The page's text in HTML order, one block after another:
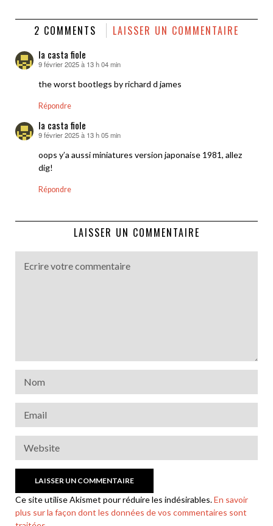
2 COMMENTS LAISSER UN COMMENTAIRE
la casta fiole
dit :
9 février 2025 à 13 h 04 min
the worst bootlegs by richard d james
Répondre
la casta fiole
dit :
9 février 2025 à 13 h 05 min
oops y’a aussi miniatures version japonaise 1981, allez
dig!
Répondre
LAISSER UN COMMENTAIRE
Ce site utilise Akismet pour réduire les indésirables.En savoir
plus sur la façon dont les données de vos commentaires sont